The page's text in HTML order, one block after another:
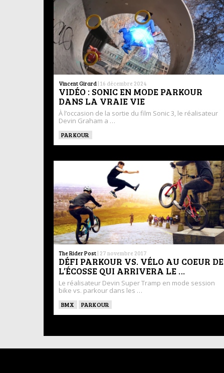
Vincent Girard | 16 décembre 2024
VIDÉO : SONIC EN MODE PARKOUR
DANS LA VRAIE VIE
À l’occasion de la sortie du film Sonic 3, le réalisateur
Devin Graham a …
PARKOUR
The Rider Post | 27 novembre 2017
DÉFI PARKOUR VS. VÉLO AU COEUR DE
L’ÉCOSSE QUI ARRIVERA LE …
Le réalisateur Devin Super Tramp en mode session
bike vs. parkour dans les …
BMX PARKOUR